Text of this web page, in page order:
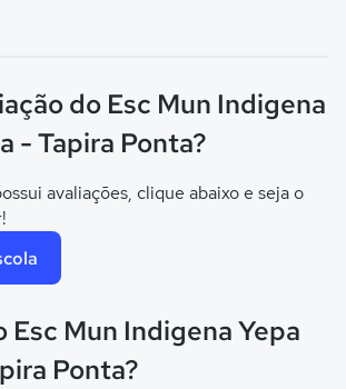
do Esc Mun Indigena
- Tapira Ponta?
avaliações, clique abaixo e seja o
Esc Mun Indigena Yepa
Ponta?